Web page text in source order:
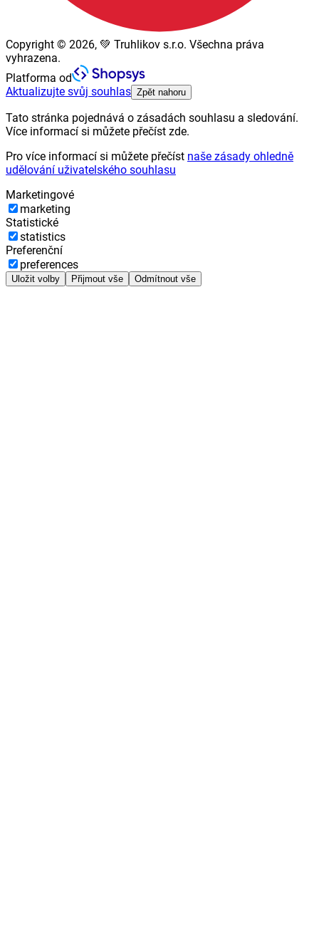
Copyright © 2026, 💚 Truhlikov s.r.o. Všechna práva
vyhrazena.
Platforma od
Aktualizujte svůj souhlas Zpět nahoru
Tato stránka pojednává o zásadách souhlasu a sledování.
Více informací si můžete přečíst zde.
Pro více informací si můžete přečíst naše zásady ohledně
udělování uživatelského souhlasu
Marketingové
marketing
Statistické
statistics
Preferenční
preferences
Uložit volby Přijmout vše Odmítnout vše